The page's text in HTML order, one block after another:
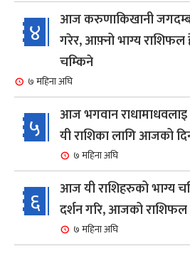
४
आज करुणाकिखानी
गरेर, आफ़्नो भाग्य राशिफल
चम्किने
७ महिना अघि
५
आज भगवान राधामाधवलाइ
यी राशिका लागि आजको
७ महिना अघि
६
आज यी राशिहरुको भाग्य
दर्शन गरि, आजको राशिफल
७ महिना अघि